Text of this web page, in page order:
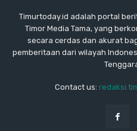
Timurtoday.id adalah portal
Timor Media Tama, yang
secara cerdas dan akurat
pemberitaan dari wilayah
Contact us: